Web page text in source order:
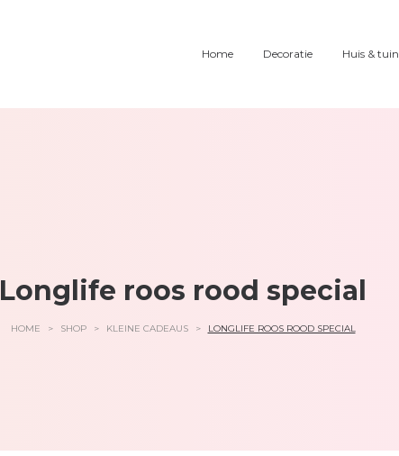
Home Decoratie Huis & tuin
Longlife roos rood special
HOME > SHOP > KLEINE CADEAUS > LONGLIFE ROOS ROOD SPECIAL